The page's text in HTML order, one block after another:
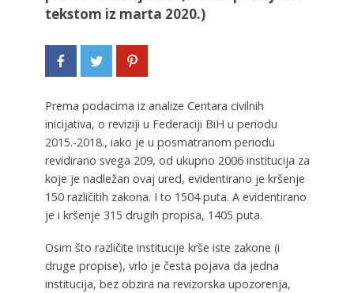
tekstom iz marta 2020.)
Prema podacima iz analize Centara civilnih
inicijativa, o reviziji u Federaciji BiH u periodu
2015.-2018., iako je u posmatranom periodu
revidirano svega 209, od ukupno 2006 institucija za
koje je nadležan ovaj ured, evidentirano je kršenje
150 različitih zakona. I to 1504 puta. A evidentirano
je i kršenje 315 drugih propisa, 1405 puta.
Osim što različite institucije krše iste zakone (i
druge propise), vrlo je česta pojava da jedna
institucija, bez obzira na revizorska upozorenja,